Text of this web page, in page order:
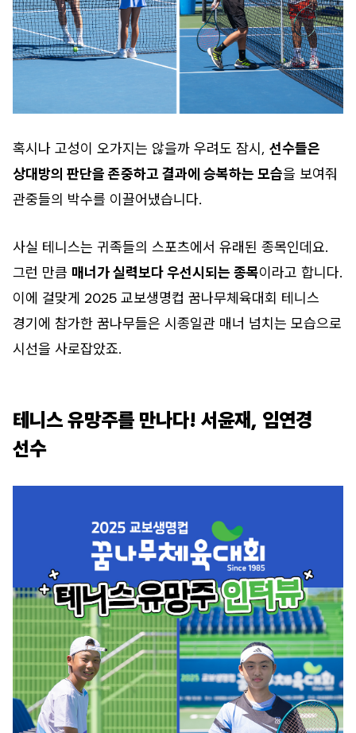
혹시나 고성이 오가지는 않을까 우려도 잠시, 선수들은
상대방의 판단을 존중하고 결과에 승복하는 모습을 보여줘
관중들의 박수를 이끌어냈습니다.
사실 테니스는 귀족들의 스포츠에서 유래된 종목인데요.
그런 만큼 매너가 실력보다 우선시되는 종목이라고 합니다.
이에 걸맞게 2025 교보생명컵 꿈나무체육대회 테니스
경기에 참가한 꿈나무들은 시종일관 매너 넘치는 모습으로
시선을 사로잡았죠.
테니스 유망주를 만나다! 서윤재, 임연경
선수